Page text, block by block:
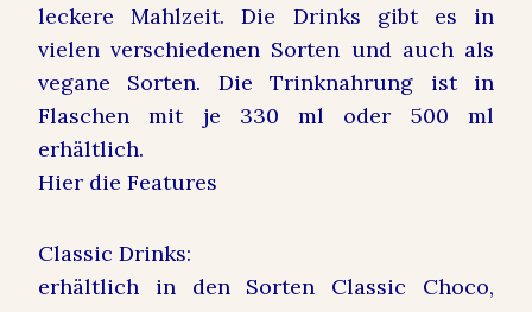
leckere Mahlzeit. Die Drinks gibt es in
vielen verschiedenen Sorten und auch als
vegane Sorten. Die Trinknahrung ist in
Flaschen mit je 330 ml oder 500 ml
erhältlich.
Hier die Features
Classic Drinks:
erhältlich in den Sorten Classic Choco,